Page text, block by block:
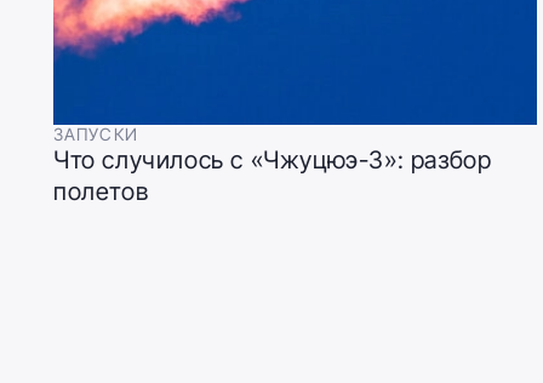
ЗАПУСКИ
Что случилось с «Чжуцюэ-3»: разбор
полетов